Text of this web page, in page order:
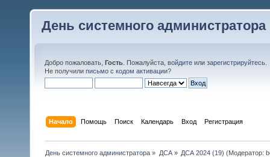
День системного администратора
Добро пожаловать, Гость . Пожалуйста, войдите или зарегистрируйтесь
Не получили письмо с кодом активации?
Начало Помощь Поиск Календарь Вход Регистрация
День системного администратора » ДСА» ДСА 2024 (19) (Модератор: